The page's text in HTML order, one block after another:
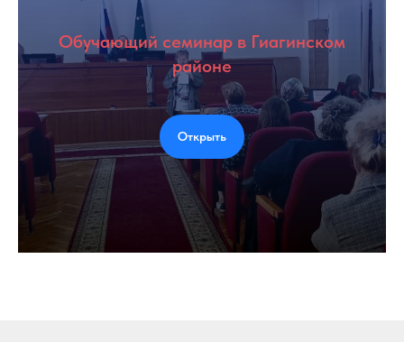
Обучающий семинар в Гиагинском
районе
Открыть